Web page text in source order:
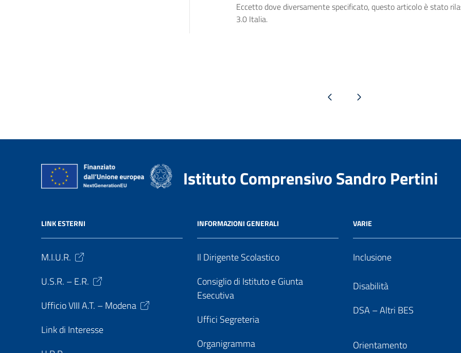
Eccetto dove diversamente specificato, questo articolo è stato
3.0 Italia.
Pagina precedentePagina successiva
Istituto Comprensivo Sandro Pertini
LINK ESTERNI
M.I.U.R.
U.S.R. – E.R.
Ufficio VIII A.T. – Modena
Link di Interesse
INFORMAZIONI GENERALI
Il Dirigente Scolastico
Consiglio di Istituto e Giunta
Esecutiva
Uffici Segreteria
Organigramma
VARIE
Inclusione
Disabilità
DSA – Altri BES
Orientamento